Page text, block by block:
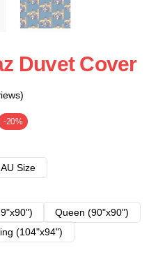
Duvet Cover
-20%
AU Size
Queen (90"x90")
(104"x94")